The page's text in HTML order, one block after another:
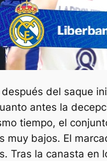
del saque
antes la
tiempo, el
bajos. El
Tras la canasta